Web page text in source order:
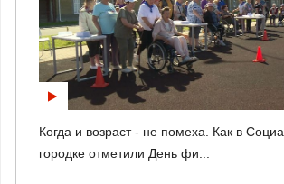
Когда и возраст - не помеха. Как в
городке отметили День фи...